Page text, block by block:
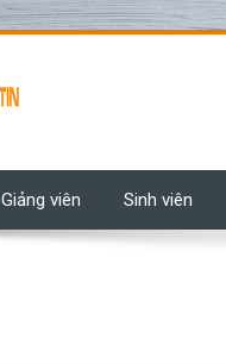
Giảng viên Sinh viên